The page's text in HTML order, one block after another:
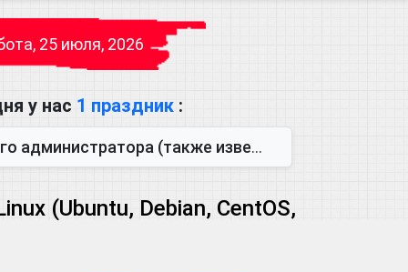
25 июля, 2026
у нас 1 праздник :
известен как День сисадмина) — праздник, который отмечается...
(Ubuntu, Debian, CentOS,